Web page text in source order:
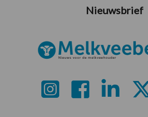
Nieuwsbrief